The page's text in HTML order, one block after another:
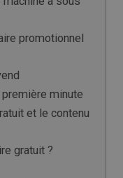
promotionnel
minute
et le contenu
gratuit ?